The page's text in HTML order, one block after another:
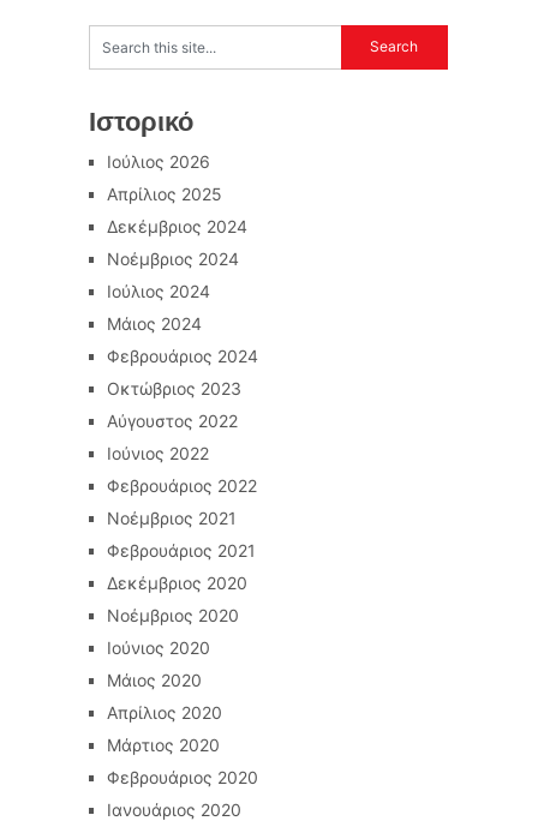
Ιστορικό
Ιούλιος 2026
Απρίλιος 2025
Δεκέμβριος 2024
Νοέμβριος 2024
Ιούλιος 2024
Μάιος 2024
Φεβρουάριος 2024
Οκτώβριος 2023
Αύγουστος 2022
Ιούνιος 2022
Φεβρουάριος 2022
Νοέμβριος 2021
Φεβρουάριος 2021
Δεκέμβριος 2020
Νοέμβριος 2020
Ιούνιος 2020
Μάιος 2020
Απρίλιος 2020
Μάρτιος 2020
Φεβρουάριος 2020
Ιανουάριος 2020